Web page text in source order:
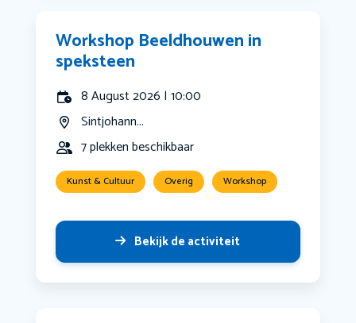
Workshop Beeldhouwen in
speksteen
8 August 2026 | 10:00
Sintjohann...
7 plekken beschikbaar
Kunst & Cultuur Overig Workshop
Bekijk de activiteit